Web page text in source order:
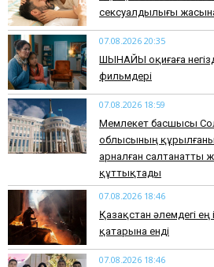
сексуалдылығы
07.08.2026 20:35
​ШЫНАЙЫ оқиғаға
фильмдері
07.08.2026 18:59
Мемлекет басшысы
облысының
арналған салтанатты
құттықтады
07.08.2026 18:46
Қазақстан әлемдегі ең
қатарына енді
07.08.2026 18:46